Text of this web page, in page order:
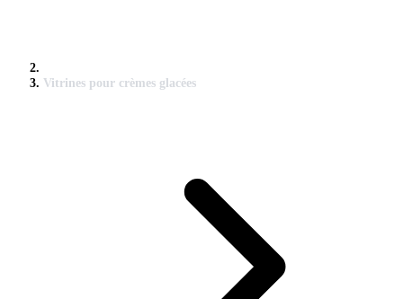
Vitrines pour crèmes glacées